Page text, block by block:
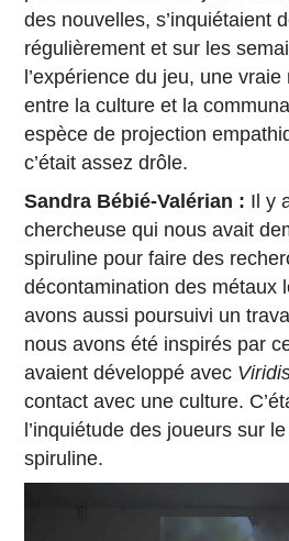
des nouvelles, s’inquiétaient
régulièrement et sur les
l’expérience du jeu, une vraie
entre la culture et la
espèce de projection
c’était assez drôle.
Sandra Bébié-Valérian : Il y
chercheuse qui nous avait
spiruline pour faire des
décontamination des métaux
avons aussi poursuivi un
nous avons été inspirés par
avaient développé avec
contact avec une culture.
l’inquiétude des joueurs sur
spiruline.